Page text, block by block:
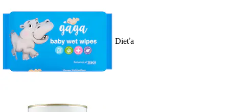
Dieťa